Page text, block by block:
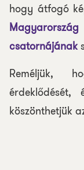
hogy átfogó
csatornájának
Reméljük,
köszönthetjük